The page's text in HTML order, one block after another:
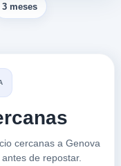
3 meses
cercanas a Genova
de repostar.